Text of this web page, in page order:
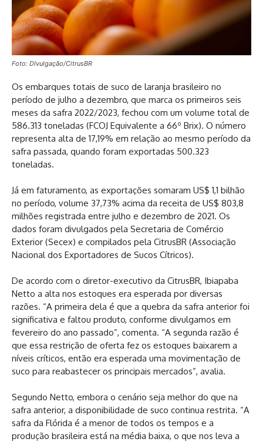
Foto: DIvulgação/CitrusBR
Os embarques totais de suco de laranja brasileiro no
período de julho a dezembro, que marca os primeiros seis
meses da safra 2022/2023, fechou com um volume total de
586.313 toneladas (FCOJ Equivalente a 66º Brix). O número
representa alta de 17,19% em relação ao mesmo período da
safra passada, quando foram exportadas 500.323
toneladas.
Já em faturamento, as exportações somaram US$ 1,1 bilhão
no período, volume 37,73% acima da receita de US$ 803,8
milhões registrada entre julho e dezembro de 2021. Os
dados foram divulgados pela Secretaria de Comércio
Exterior (Secex) e compilados pela CitrusBR (Associação
Nacional dos Exportadores de Sucos Cítricos).
De acordo com o diretor-executivo da CitrusBR, Ibiapaba
Netto a alta nos estoques era esperada por diversas
razões. “A primeira dela é que a quebra da safra anterior foi
significativa e faltou produto, conforme divulgamos em
fevereiro do ano passado”, comenta. “A segunda razão é
que essa restrição de oferta fez os estoques baixarem a
níveis críticos, então era esperada uma movimentação de
suco para reabastecer os principais mercados”, avalia.
Segundo Netto, embora o cenário seja melhor do que na
safra anterior, a disponibilidade de suco continua restrita. “A
safra da Flórida é a menor de todos os tempos e a
produção brasileira está na média baixa, o que nos leva a